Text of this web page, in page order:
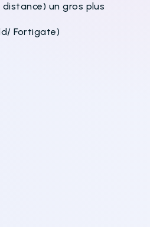
un gros plus
Fortigate)